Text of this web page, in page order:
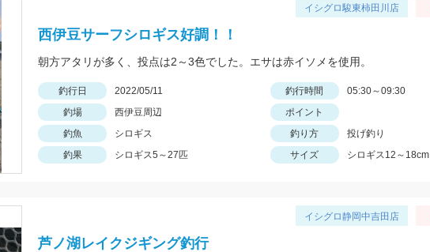
イシグロ駿東柿田川店
西伊豆サーフシロギス好調！！
朝方アタリが多く、投点は2～3色でした。エサは赤イソメを使用。
釣行日 2022/05/11 釣行時間
05:30～09:30
釣場
西伊豆周辺
ポイント
釣魚
シロギス 釣り方
投げ釣り
釣果
シロギス5～27匹 サイズ シロギス12～18cm
イシグロ静岡中吉田店
芦ノ湖レイクジギング釣行